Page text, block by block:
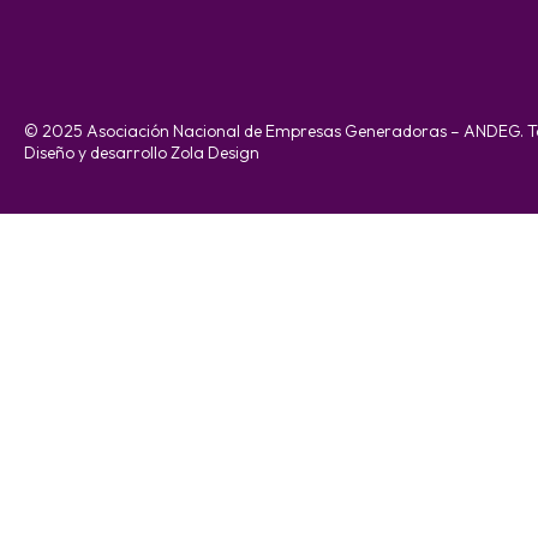
© 2025 Asociación Nacional de Empresas Generadoras – ANDEG.
Diseño y desarrollo Zola Design